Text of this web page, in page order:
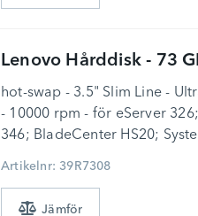
Lenovo Hårddisk - 73
hot-swap - 3.5" Slim Line -
- 10000 rpm - för eServer
346; BladeCenter HS20;
Artikelnr: 39R7308